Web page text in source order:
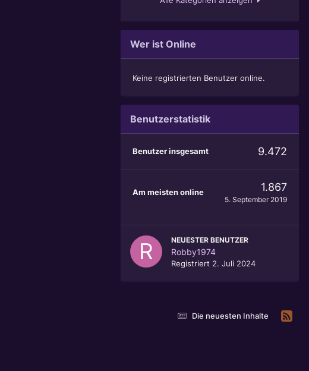
Wer ist Online
Keine registrierten Benutzer online.
Benutzerstatistik
Benutzer insgesamt 9.472
Am meisten online 1.867
5. September 2019
NEUESTER BENUTZER
Robby1974
Registriert 2. Juli 2024
Die neuesten Inhalte